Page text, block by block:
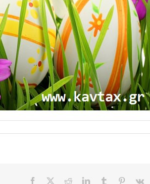
Facebook
TwitterRedditLinkedInTumblr Pinterest
Vk